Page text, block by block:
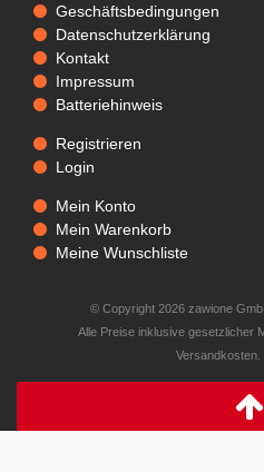
Geschäftsbedingungen
Datenschutzerklärung
Kontakt
Impressum
Batteriehinweis
Registrieren
Login
Mein Konto
Mein Warenkorb
Meine Wunschliste
© Copyright 2026 zawione
Alle Preise inklusive gesetzlicher
Versandkosten.